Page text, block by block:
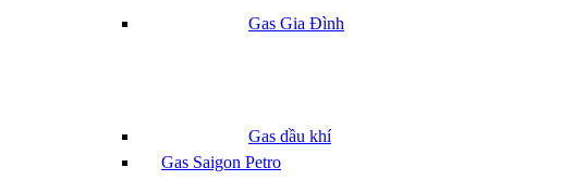
Gas Gia Đình
Gas dầu khí
Gas Saigon Petro